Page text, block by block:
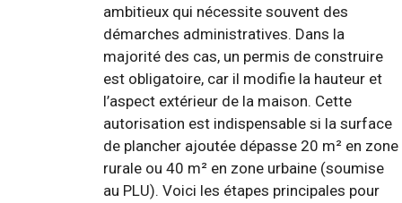
ambitieux qui nécessite souvent des
démarches administratives. Dans la
majorité des cas, un permis de construire
est obligatoire, car il modifie la hauteur et
l’aspect extérieur de la maison. Cette
autorisation est indispensable si la surface
de plancher ajoutée dépasse 20 m² en zone
rurale ou 40 m² en zone urbaine (soumise
au PLU). Voici les étapes principales pour